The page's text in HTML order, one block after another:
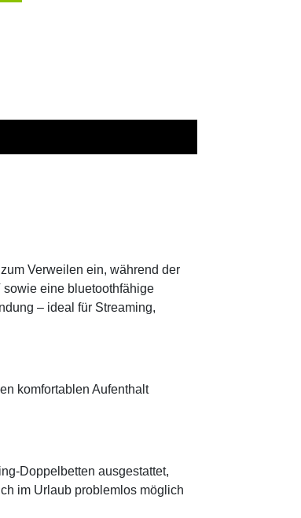
Verweilen ein, während der
sowie eine bluetoothfähige
– ideal für Streaming,
komfortablen Aufenthalt
Doppelbetten ausgestattet,
im Urlaub problemlos möglich